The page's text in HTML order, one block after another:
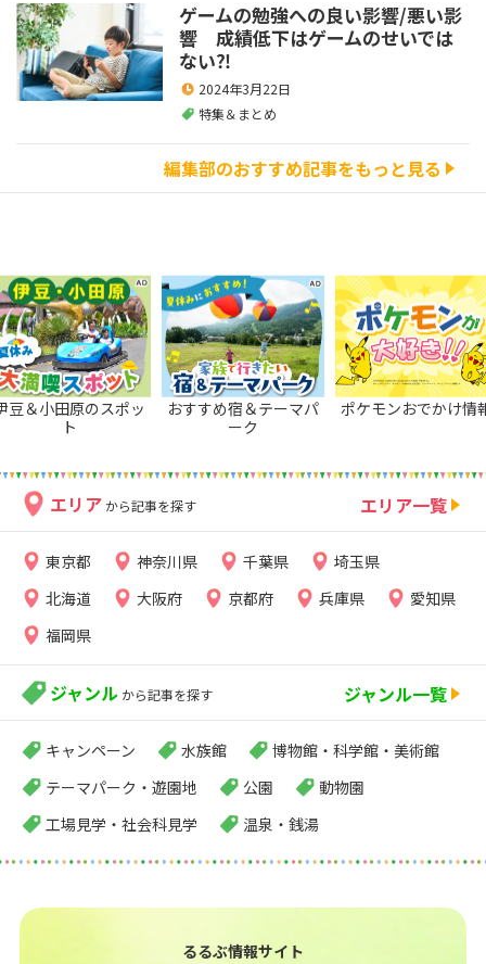
ゲームの勉強への良い影響/悪い影
響 成績低下はゲームのせいでは
ない⁈
2024年3月22日
特集＆まとめ
編集部のおすすめ記事をもっと見る
豆＆小田原のスポッ
ト
おすすめ宿＆テーマパ
ーク
ポケモンおでかけ情
エリア から記事を探す エリア一覧
東京都 神奈川県 千葉県
埼玉県
北海道
大阪府 京都府 兵庫県
愛知県
福岡県
ジャンル から記事を探す ジャンル一覧
キャンペーン 水族館
博物館・科学館・美術館
テーマパーク・遊園地
公園
動物園
工場見学・社会科見学
温泉・銭湯
るるぶ情報サイト